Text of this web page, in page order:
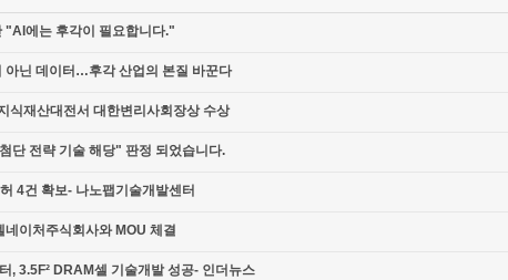
"AI에는 후각이 필요합니다."
닌 데이터…후각 산업의 본질 바꾼다
식재산대전서 대한변리사회장상 수상
단 전략 기술 해당" 판정 되었습니다.
4건 확보- 나노팹기술개발센터
이처주식회사와 MOU 체결
, 3.5F² DRAM셀 기술개발 성공- 인더뉴스